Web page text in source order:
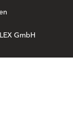
GmbH